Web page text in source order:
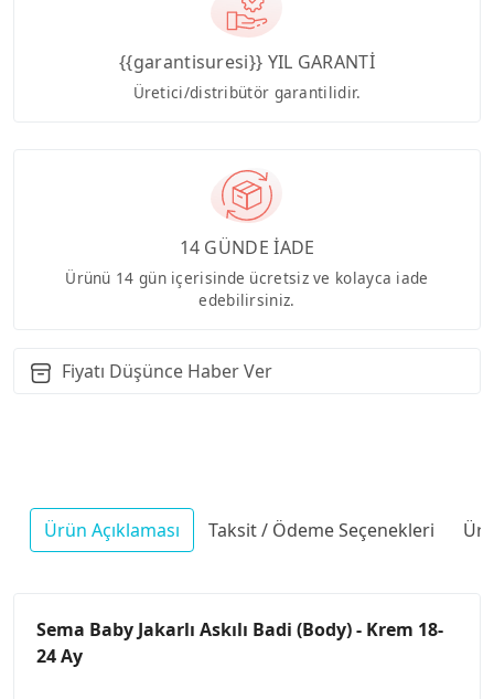
{{garantisuresi}} YIL GARANTİ
Üretici/distribütör garantilidir.
14 GÜNDE İADE
Ürünü 14 gün içerisinde ücretsiz ve kolayca iade
edebilirsiniz.
Fiyatı Düşünce Haber Ver
Ürün Açıklaması Taksit / Ödeme Seçenekleri
Sema Baby Jakarlı Askılı Badi (Body) - Krem 18-
24 Ay